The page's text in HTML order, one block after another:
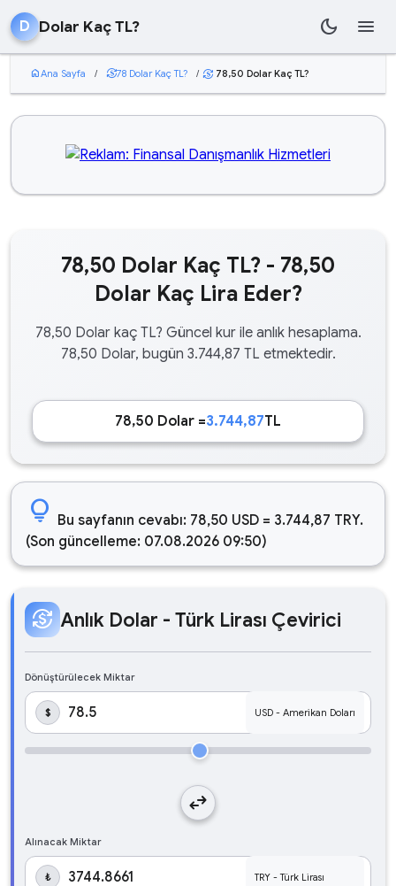
D Dolar Kaç TL? dark_mode menu
homeAna Sayfa / currency_exchange78 Dolar Kaç TL? / currency_exchange 78,50 Dolar Kaç TL?
78,50 Dolar Kaç TL? - 78,50
Dolar Kaç Lira Eder?
78,50 Dolar kaç TL? Güncel kur ile anlık hesaplama.
78,50 Dolar, bugün 3.744,87 TL etmektedir.
78,50 Dolar =3.744,87TL
lightbulb Bu sayfanın cevabı: 78,50 USD = 3.744,87 TRY.
(Son güncelleme: 07.08.2026 09:50)
currency_exchange Anlık Dolar - Türk Lirası Çevirici
Dönüştürülecek Miktar
$
swap_horiz
Alınacak Miktar
₺